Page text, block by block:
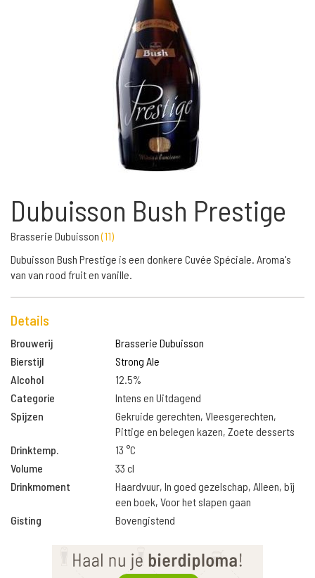
Dubuisson Bush Prestige
Brasserie Dubuisson(11)
Dubuisson Bush Prestige is een donkere Cuvée Spéciale. Aroma's
van van rood fruit en vanille.
Details
Brouwerij
Brasserie Dubuisson
Bierstijl
Strong Ale
Alcohol
12.5%
Categorie
Intens en Uitdagend
Spijzen
Gekruide gerechten, Vleesgerechten,
Pittige en belegen kazen, Zoete desserts
Drinktemp.
13 °C
Volume
33 cl
Drinkmoment
Haardvuur, In goed gezelschap, Alleen, bij
een boek, Voor het slapen gaan
Gisting
Bovengistend